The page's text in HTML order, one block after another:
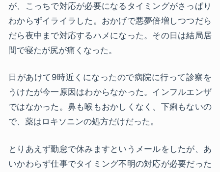
が、こっちで対応が必要になるタイミングがさっぱり
わからずイライラした。おかげで悪夢倍増しつつだら
だら夜中まで対応するハメになった。その日は結局居
間で寝たが尻が痛くなった。
日があけて9時近くになったので病院に行って診察を
うけたが今一原因はわからなかった。インフルエンザ
ではなかった。鼻も喉もおかしくなく、下痢もないの
で、薬はロキソニンの処方だけだった。
とりあえず勤怠で休みますというメールをしたが、あ
いかわらず仕事でタイミング不明の対応が必要だった